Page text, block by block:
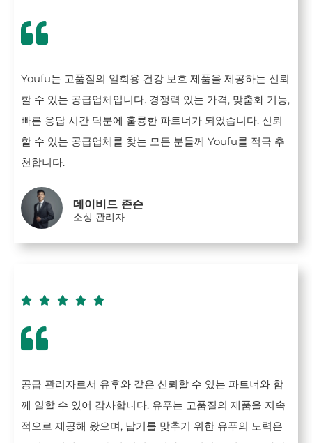
Youfu는 고품질의 일회용 건강 보호 제품을 제공하는 신뢰
할 수 있는 공급업체입니다. 경쟁력 있는 가격, 맞춤화 기능,
빠른 응답 시간 덕분에 훌륭한 파트너가 되었습니다. 신뢰
할 수 있는 공급업체를 찾는 모든 분들께 Youfu를 적극 추
천합니다.
데이비드 존슨
소싱 관리자
    
공급 관리자로서 유후와 같은 신뢰할 수 있는 파트너와 함
께 일할 수 있어 감사합니다. 유푸는 고품질의 제품을 지속
적으로 제공해 왔으며, 납기를 맞추기 위한 유푸의 노력은